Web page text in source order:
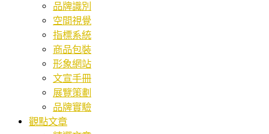
品牌識別
空間視覺
指標系統
商品包裝
形象網站
文宣手冊
展覽策劃
品牌實驗
觀點文章